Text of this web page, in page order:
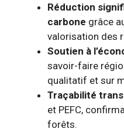
Réduction
carbone grâce
valorisation des
Soutien à
savoir-faire
qualitatif et sur
Traçabilité
et PEFC,
forêts.